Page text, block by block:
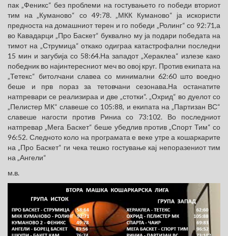
пак „Феникс“ без проблеми на гостувањето го победи вториот
тим на „Куманово“ со 49:78. „МКК Куманово“ ја искористи
предноста на домашниот терен и го победи „Ролинг“ со 92:71,а
во Кавадарци „Про Баскет“ буквално му ја подари победата на
тимот на „Струмица“ откако одиграа катастрофални последни
15 мин и загубија со 58:64.На западот „Хераклеа“ излезе како
победник во најинтересниот меч во овој круг. Против екипата на
„Тетекс“ битолчани славеа со минимални 62:60 што воедно
беше и прв пораз за тетовчани сезонава.На останатите
натпревари се реализираа и две „стотки“. „Охрид“ во дуелот со
„Пелистер МК“ славеше со 105:88, и екипата на „Партизан ВС“
славеше нагости против Риниа со 73:102. Во последниот
натпревар „Мега Баскет“ беше убедлив против „Спорт Тим“ со
96:52. Следното коло на програмата е веке утре а кошаркарите
на „Про Баскет“ ги чека тешко гостување кај непоразениот тим
на „Ангели“
м.в.